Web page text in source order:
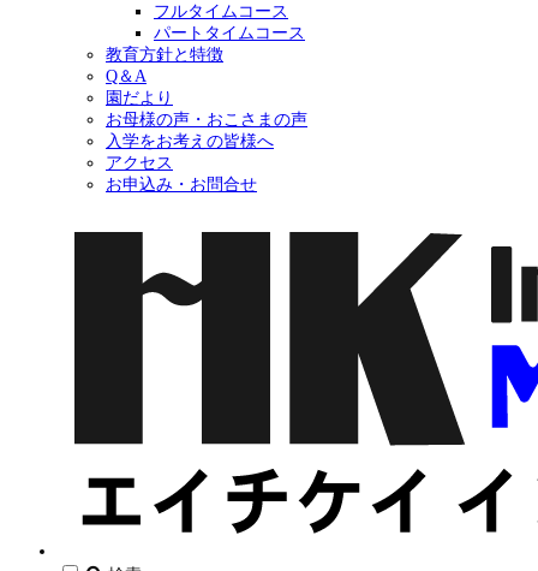
フルタイムコース
パートタイムコース
教育方針と特徴
Q＆A
園だより
お母様の声・おこさまの声
入学をお考えの皆様へ
アクセス
お申込み・お問合せ